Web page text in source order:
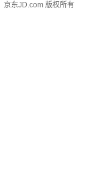
京东JD.com 版权所有